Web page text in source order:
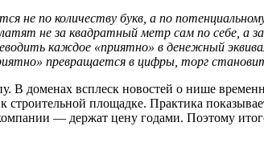
не по количеству букв, а по
не за квадратный метр сам по себе, а
каждое «приятно» в денежный
превращается в цифры, торг
доменах всплеск новостей о нише
площадке. Практика
— держат цену годами. Поэтому